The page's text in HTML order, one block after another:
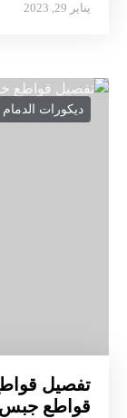
يناير 29, 2023
ديكورات الدمام
قواطع جبس